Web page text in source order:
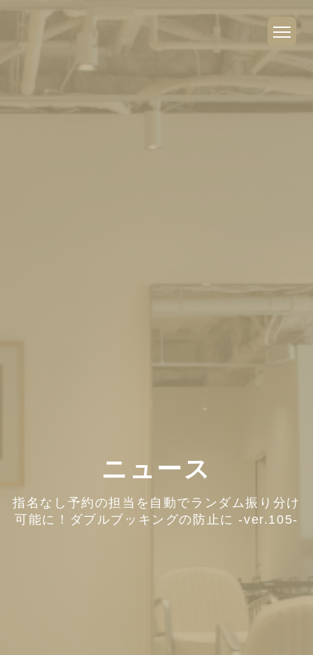
ニュース
指名なし予約の担当を自動でランダム振り分け
可能に！ダブルブッキングの防止に -ver.105-